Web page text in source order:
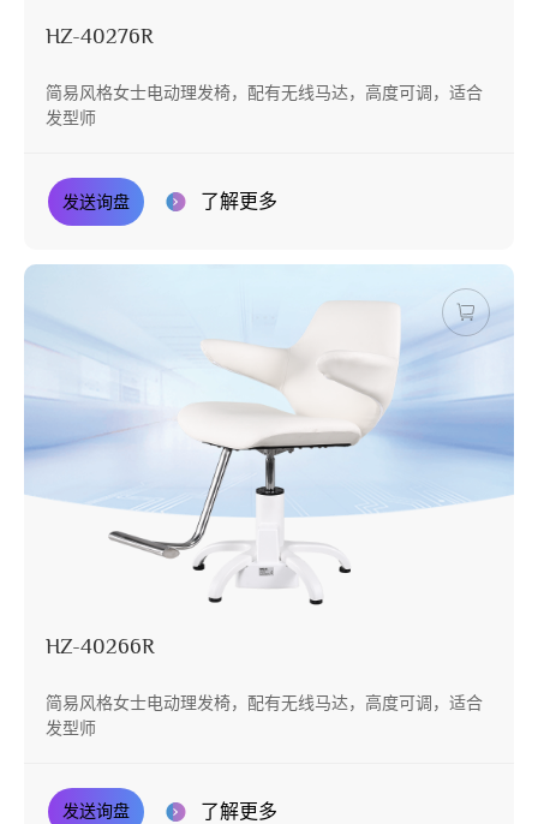
HZ-40276R
简易风格女士电动理发椅，配有无线马达，高度可调，适合
发型师
发送询盘 了解更多
HZ-40266R
简易风格女士电动理发椅，配有无线马达，高度可调，适合
发型师
发送询盘 了解更多